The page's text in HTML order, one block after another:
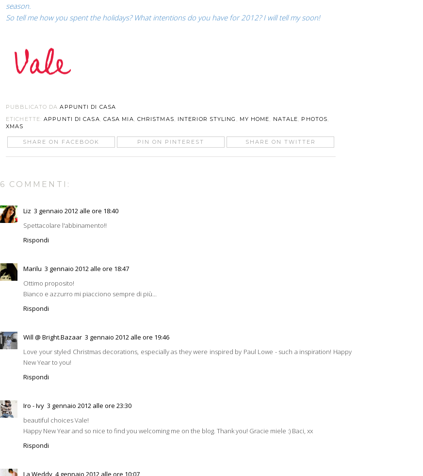
season.
So tell me how you spent the holidays? What intentions do you have for 2012? I will tell my soon!
PUBBLICATO DAAPPUNTI DI CASA
ETICHETTE:APPUNTI DI CASA CASA MIA CHRISTMAS INTERIOR STYLING MY HOME NATALE PHOTOS
XMAS
SHARE ON FACEBOOK PIN ON PINTEREST SHARE ON TWITTER
6 COMMENTI:
Liz 3 gennaio 2012 alle ore 18:40
Spettacolare l'abbinamento!!
Rispondi
Marilu 3 gennaio 2012 alle ore 18:47
Ottimo proposito!
Bianco e azzurro mi piacciono sempre di più...
Rispondi
Will @ Bright.Bazaar 3 gennaio 2012 alle ore 19:46
Love your styled Christmas decorations, especially as they were inspired by Paul Lowe - such a inspiration! Happy
New Year to you!
Rispondi
Iro - Ivy 3 gennaio 2012 alle ore 23:30
beautiful choices Vale!
Happy New Year and so nice to find you welcoming me on the blog. Thank you! Gracie miele :) Baci, xx
Rispondi
La Weddy 4 gennaio 2012 alle ore 10:07